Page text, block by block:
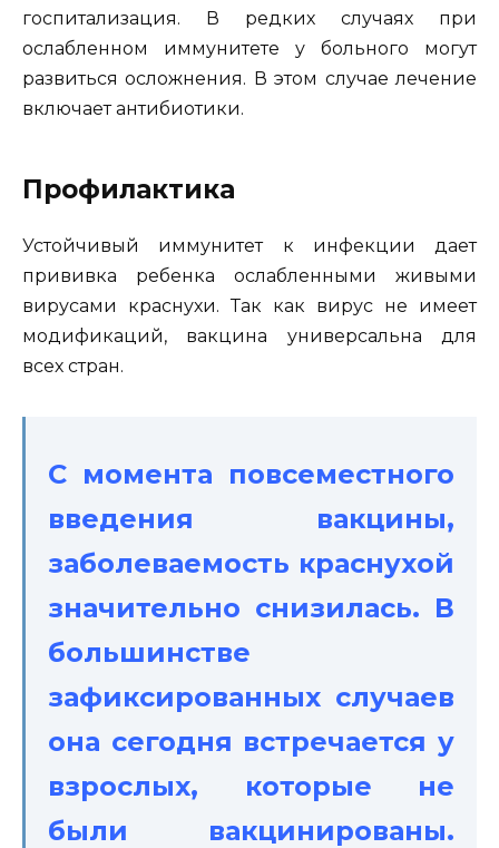
госпитализация. В редких случаях при
ослабленном иммунитете у больного могут
развиться осложнения. В этом случае лечение
включает антибиотики.
Профилактика
Устойчивый иммунитет к инфекции дает
прививка ребенка ослабленными живыми
вирусами краснухи. Так как вирус не имеет
модификаций, вакцина универсальна для
всех стран.
С момента повсеместного
введения вакцины,
заболеваемость краснухой
значительно снизилась. В
большинстве
зафиксированных случаев
она сегодня встречается у
взрослых, которые не
были вакцинированы.